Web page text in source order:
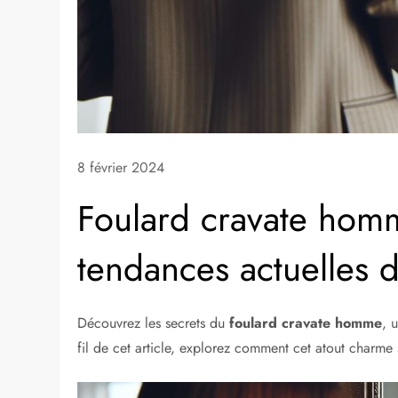
8 février 2024
Foulard cravate
tendances actuelles
Découvrez les secrets dufoulard cravate homme,
fil de cet article, explorez comment cet atout charme